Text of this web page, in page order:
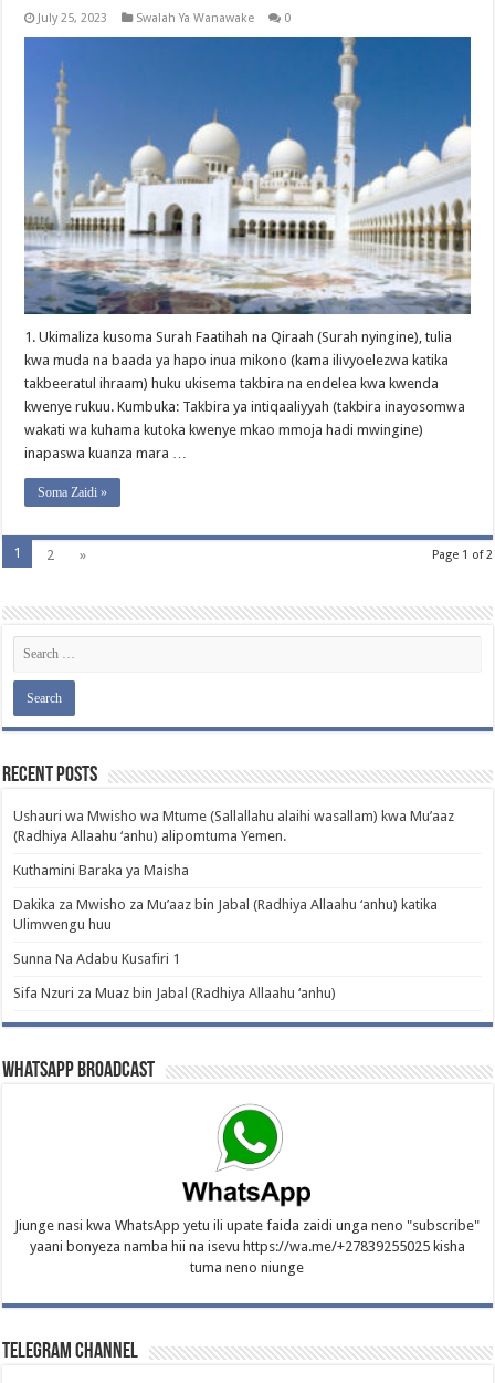
July 25, 2023 Swalah Ya Wanawake 0
1. Ukimaliza kusoma Surah Faatihah na Qiraah (Surah nyingine), tulia
kwa muda na baada ya hapo inua mikono (kama ilivyoelezwa katika
takbeeratul ihraam) huku ukisema takbira na endelea kwa kwenda
kwenye rukuu. Kumbuka: Takbira ya intiqaaliyyah (takbira inayosomwa
wakati wa kuhama kutoka kwenye mkao mmoja hadi mwingine)
inapaswa kuanza mara …
Soma Zaidi »
Page 1 of 2
1 2 »
Recent Posts
Ushauri wa Mwisho wa Mtume (Sallallahu alaihi wasallam) kwa Mu’aaz
(Radhiya Allaahu ‘anhu) alipomtuma Yemen.
Kuthamini Baraka ya Maisha
Dakika za Mwisho za Mu’aaz bin Jabal (Radhiya Allaahu ‘anhu) katika
Ulimwengu huu
Sunna Na Adabu Kusafiri 1
Sifa Nzuri za Muaz bin Jabal (Radhiya Allaahu ‘anhu)
WhatsApp Broadcast
Jiunge nasi kwa WhatsApp yetu ili upate faida zaidi unga neno "subscribe"
yaani bonyeza namba hii na isevu https://wa.me/+27839255025 kisha
tuma neno niunge
Telegram Channel